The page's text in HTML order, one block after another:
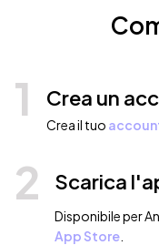
1 Crea un
Crea il tuo
2 Scarica
Disponibile per
App Store